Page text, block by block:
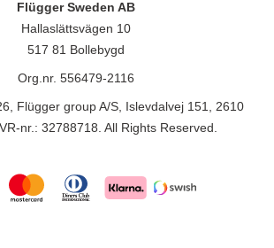
Flügger Sweden AB
Hallaslättsvägen 10
517 81 Bollebygd
Org.nr. 556479-2116
Flügger group A/S, Islevdalvej 151, 2610
nr.: 32788718. All Rights Reserved.